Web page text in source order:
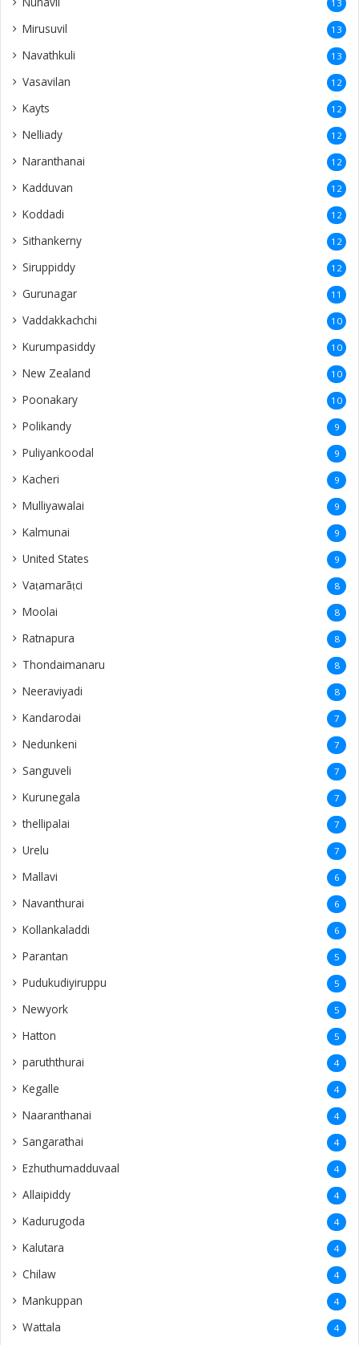
13
Mirusuvil 13
Navathkuli 13
Vasavilan 12
Kayts 12
Nelliady 12
Naranthanai 12
Kadduvan 12
Koddadi 12
Sithankerny 12
Siruppiddy 12
Gurunagar 11
Vaddakkachchi 10
Kurumpasiddy 10
New Zealand 10
Poonakary 10
Polikandy 9
Puliyankoodal 9
Kacheri 9
Mulliyawalai 9
Kalmunai 9
United States 9
Vaṭamarāṭci 8
Moolai 8
Ratnapura 8
Thondaimanaru 8
Neeraviyadi 8
Kandarodai 7
Nedunkeni 7
Sanguveli 7
Kurunegala 7
thellipalai 7
Urelu 7
Mallavi 6
Navanthurai 6
Kollankaladdi 6
Parantan 5
Pudukudiyiruppu 5
Newyork 5
Hatton 5
paruththurai 4
Kegalle 4
Naaranthanai 4
Sangarathai 4
Ezhuthumadduvaal 4
Allaipiddy 4
Kadurugoda 4
Kalutara 4
Chilaw 4
Mankuppan 4
Wattala 4